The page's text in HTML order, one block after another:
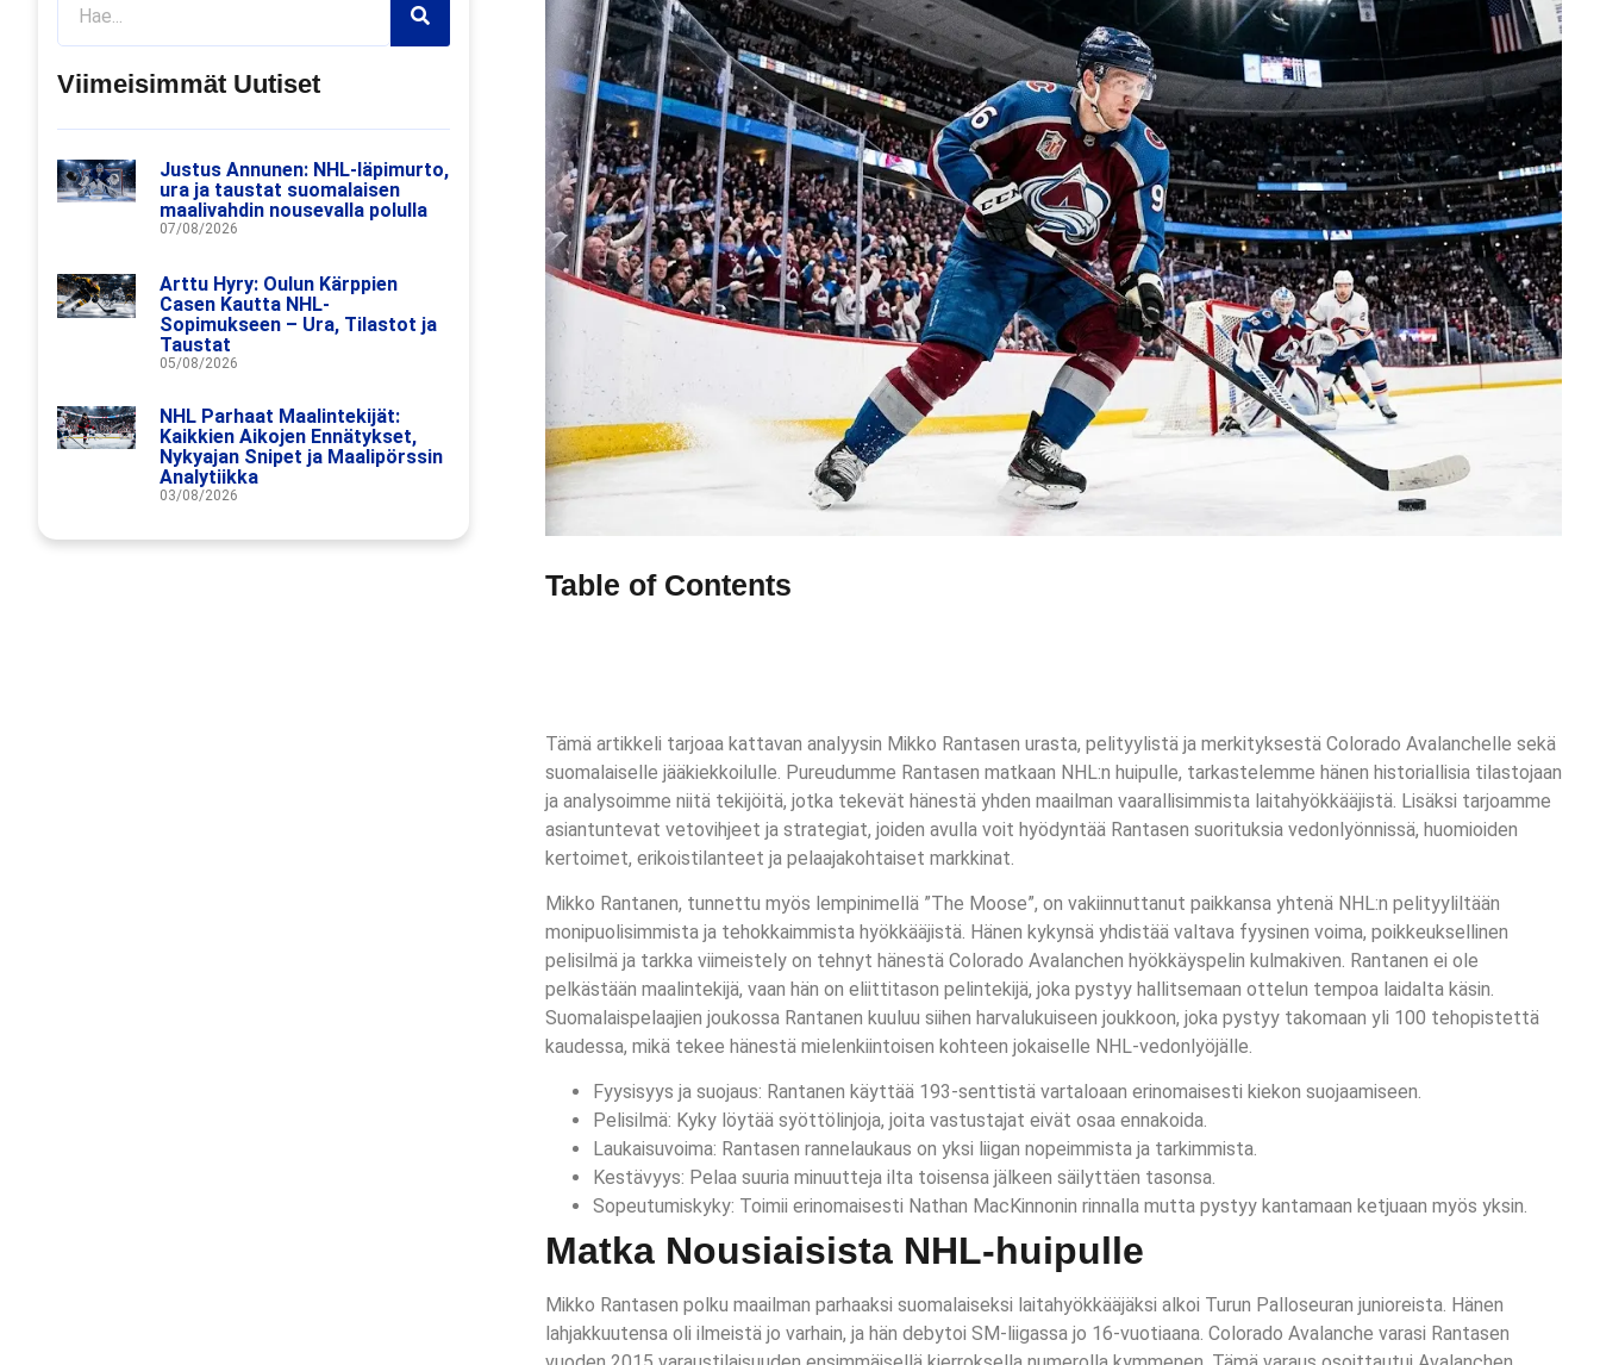
Viimeisimmät Uutiset
Justus Annunen: NHL-läpimurto,
ura ja taustat suomalaisen
maalivahdin nousevalla polulla
07/08/2026
Arttu Hyry: Oulun Kärppien
Casen Kautta NHL-
Sopimukseen – Ura, Tilastot ja
Taustat
05/08/2026
NHL Parhaat Maalintekijät:
Kaikkien Aikojen Ennätykset,
Nykyajan Snipet ja Maalipörssin
Analytiikka
03/08/2026
Table of Contents
Tämä artikkeli tarjoaa kattavan analyysin Mikko Rantasen urasta, pelityylistä ja merkityksestä Colorado Avalanchelle sekä
suomalaiselle jääkiekkoilulle. Pureudumme Rantasen matkaan NHL:n huipulle, tarkastelemme hänen historiallisia tilastojaan
ja analysoimme niitä tekijöitä, jotka tekevät hänestä yhden maailman vaarallisimmista laitahyökkääjistä. Lisäksi tarjoamme
asiantuntevat vetovihjeet ja strategiat, joiden avulla voit hyödyntää Rantasen suorituksia vedonlyönnissä, huomioiden
kertoimet, erikoistilanteet ja pelaajakohtaiset markkinat.
Mikko Rantanen, tunnettu myös lempinimellä ”The Moose”, on vakiinnuttanut paikkansa yhtenä NHL:n pelityyliltään
monipuolisimmista ja tehokkaimmista hyökkääjistä. Hänen kykynsä yhdistää valtava fyysinen voima, poikkeuksellinen
pelisilmä ja tarkka viimeistely on tehnyt hänestä Colorado Avalanchen hyökkäyspelin kulmakiven. Rantanen ei ole
pelkästään maalintekijä, vaan hän on eliittitason pelintekijä, joka pystyy hallitsemaan ottelun tempoa laidalta käsin.
Suomalaispelaajien joukossa Rantanen kuuluu siihen harvalukuiseen joukkoon, joka pystyy takomaan yli 100 tehopistettä
kaudessa, mikä tekee hänestä mielenkiintoisen kohteen jokaiselle NHL-vedonlyöjälle.
Fyysisyys ja suojaus: Rantanen käyttää 193-senttistä vartaloaan erinomaisesti kiekon suojaamiseen.
Pelisilmä: Kyky löytää syöttölinjoja, joita vastustajat eivät osaa ennakoida.
Laukaisuvoima: Rantasen rannelaukaus on yksi liigan nopeimmista ja tarkimmista.
Kestävyys: Pelaa suuria minuutteja ilta toisensa jälkeen säilyttäen tasonsa.
Sopeutumiskyky: Toimii erinomaisesti Nathan MacKinnonin rinnalla mutta pystyy kantamaan ketjuaan myös yksin.
Matka Nousiaisista NHL-huipulle
Mikko Rantasen polku maailman parhaaksi suomalaiseksi laitahyökkääjäksi alkoi Turun Palloseuran junioreista. Hänen
lahjakkuutensa oli ilmeistä jo varhain, ja hän debytoi SM-liigassa jo 16-vuotiaana. Colorado Avalanche varasi Rantasen